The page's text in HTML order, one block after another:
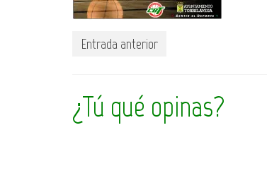
Entrada anterior
¿Tú qué opinas?